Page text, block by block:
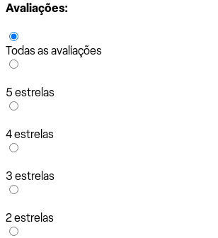
Avaliações:
Todas as avaliações
5 estrelas
4 estrelas
3 estrelas
2 estrelas